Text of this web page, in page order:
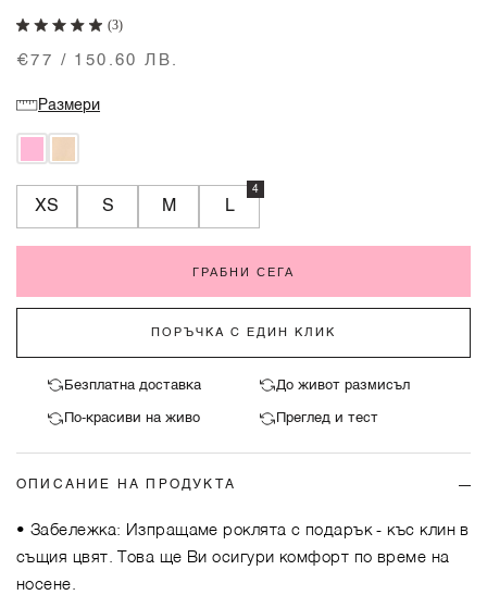
(3)
€77 / 150.60 ЛВ.
Размери
XS S M L
4
ГРАБНИ СЕГА
ПОРЪЧКА С ЕДИН КЛИК
Безплатна доставка До живот размисъл
По-красиви на живо Преглед и тест
ОПИСАНИЕ НА ПРОДУКТА
• Забележка: Изпращаме роклята с подарък - къс клин в
същия цвят. Това ще Ви осигури комфорт по време на
носене.